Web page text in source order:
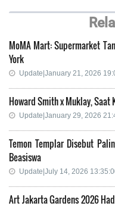
MoMA Mart: Supermarket
York
Update|January 21, 2026
Howard Smith x Muklay, Saat
Update|January 29, 2026
Temon Templar Disebut
Beasiswa
Update|July 14, 2026
Art Jakarta Gardens 2026